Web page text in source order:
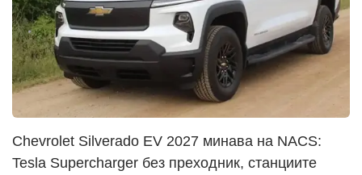
Chevrolet Silverado EV 2027 минава на NACS:
Tesla Supercharger без преходник, станциите